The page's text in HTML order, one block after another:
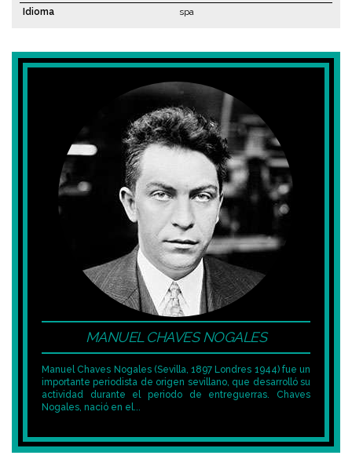
Idioma spa
MANUEL CHAVES NOGALES
Manuel Chaves Nogales (Sevilla, 1897 Londres 1944) fue un
importante periodista de origen sevillano, que desarrolló su
actividad durante el periodo de entreguerras. Chaves
Nogales, nació en el...